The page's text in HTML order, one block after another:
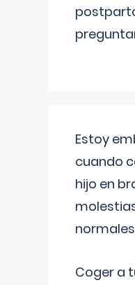
Estoy
cuando
hijo en
Coger a